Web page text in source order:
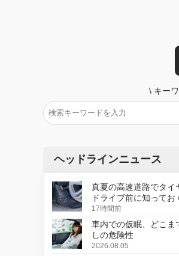
\ キー
ヘッドラインニュース
真夏の高速道路でタ
ドライブ前に知って
17時間前
車内での仮眠、どこま
しの危険性
2026.08.05